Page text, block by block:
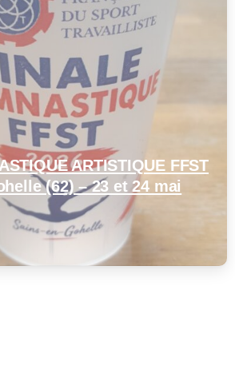
ARTISTIQUE FFST
(62) – 23 et 24 mai